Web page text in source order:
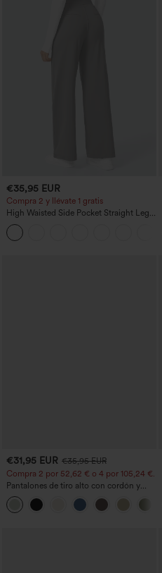
€35,95 EUR
Compra 2 y llévate 1 gratis
High Waisted Side Pocket Straight Leg
Work Pants
€31,95 EUR €35,95 EUR
Compra 2 por 52,62 € o 4 por 105,24 €.
Pantalones de tiro alto con cordón y
bolsillos, pernera ancha, holgados y de
estilo casual con tacto de lino.